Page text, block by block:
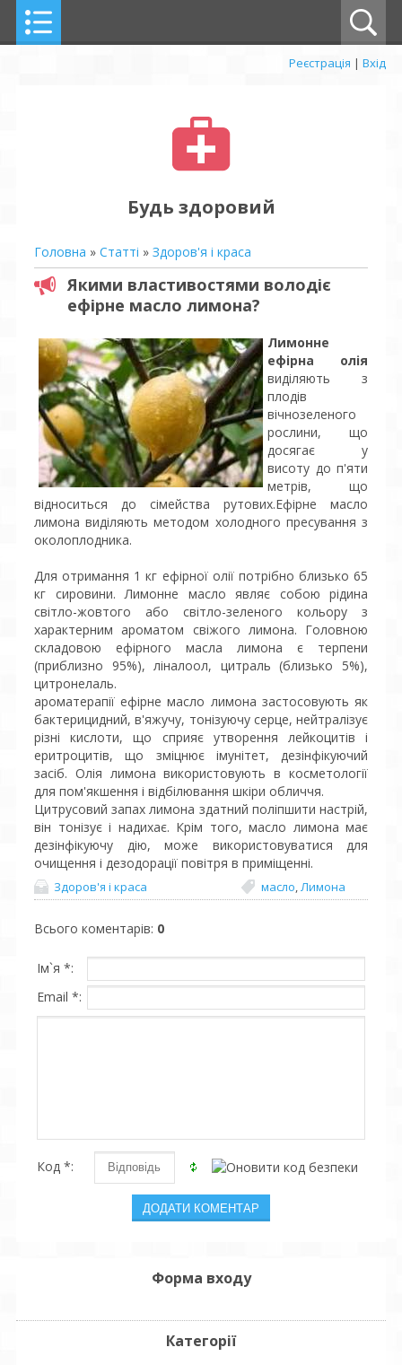
Реєстрація | Вхід
Будь здоровий
Головна » Статті » Здоров'я і краса
Якими властивостями володіє
ефірне масло лимона?
Лимонне
ефірна олія
виділяють з
плодів
вічнозеленого
рослини, що
досягає у
висоту до п'яти
метрів, що
відноситься до сімейства рутових.Ефірне масло
лимона виділяють методом холодного пресування з
околоплодника.
Для отримання 1 кг ефірної олії потрібно близько 65
кг сировини. Лимонне масло являє собою рідина
світло-жовтого або світло-зеленого кольору з
характерним ароматом свіжого лимона. Головною
складовою ефірного масла лимона є терпени
(приблизно 95%), ліналоол, цитраль (близько 5%),
цитронелаль.
ароматерапії ефірне масло лимона застосовують як
бактерицидний, в'яжучу, тонізуючу серце, нейтралізує
різні кислоти, що сприяє утворення лейкоцитів і
еритроцитів, що зміцнює імунітет, дезінфікуючий
засіб. Олія лимона використовують в косметології
для пом'якшення і відбілювання шкіри обличчя.
Цитрусовий запах лимона здатний поліпшити настрій,
він тонізує і надихає. Крім того, масло лимона має
дезінфікуючу дію, може використовуватися для
очищення і дезодорації повітря в приміщенні.
Здоров'я і краса масло Лимона
Всього коментарів: 0
Ім`я *:
Email *:
Код *:
Форма входу
Категорії